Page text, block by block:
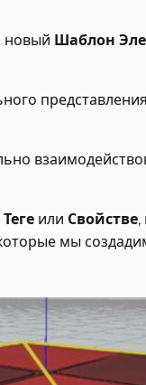
новый Шаблон
Теге или Свойстве,
мы